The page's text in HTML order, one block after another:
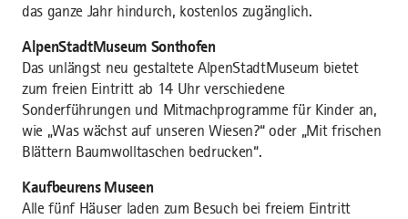
das ganze Jahr hindurch, kostenlos zugänglich.
AlpenStadtMuseum Sonthofen
Das unlängst neu gestaltete AlpenStadtMuseum bietet
zum freien Eintritt ab 14 Uhr verschiedene
Sonderführungen und Mitmachprogramme für Kinder an,
wie „Was wächst auf unseren Wiesen?“ oder „Mit frischen
Blättern Baumwolltaschen bedrucken“.
Kaufbeurens Museen
Alle fünf Häuser laden zum Besuch bei freiem Eintritt